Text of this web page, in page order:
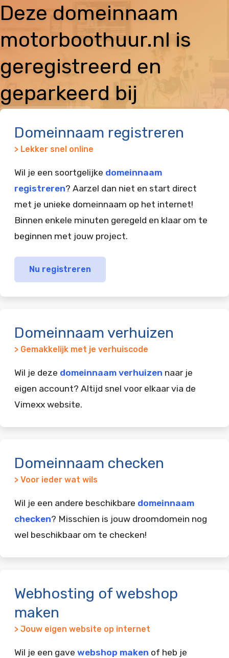
Deze domeinnaam
motorboothuur.nl is
geregistreerd en
geparkeerd bij
Domeinnaam registreren
> Lekker snel online
Wil je een soortgelijke domeinnaam
registreren? Aarzel dan niet en start direct
met je unieke domeinnaam op het internet!
Binnen enkele minuten geregeld en klaar om te
beginnen met jouw project.
Nu registreren
Domeinnaam verhuizen
> Gemakkelijk met je verhuiscode
Wil je deze domeinnaam verhuizen naar je
eigen account? Altijd snel voor elkaar via de
Vimexx website.
Domeinnaam checken
> Voor ieder wat wils
Wil je een andere beschikbare domeinnaam
checken? Misschien is jouw droomdomein nog
wel beschikbaar om te checken!
Webhosting of webshop
maken
> Jouw eigen website op internet
Wil je een gave webshop maken of heb je